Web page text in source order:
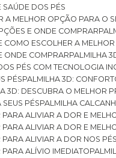
SAÚDE DOS PÉS
A MELHOR OPÇÃO PARA O
E ONDE COMPRAR
COMO ESCOLHER A
ONDE COMPRAR
PALMILHA
PÉS COM TECNOLOGIA
PÉS
PALMILHA 3D:
3D: DESCUBRA O MELHOR
PÉS
PALMILHA
ALIVIAR A DOR E
ALIVIAR A DOR E
ALIVIAR A DOR NOS PÉS
PARA ALÍVIO IMEDIATO